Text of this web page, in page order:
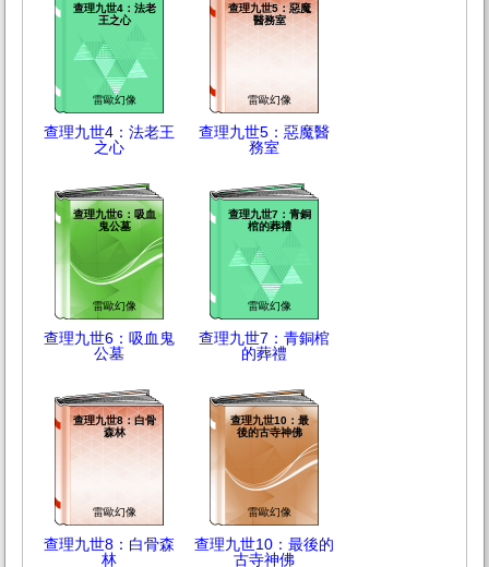
查理九世4：法老
王之心
雷歐幻像
查理九世4：法老王
之心
查理九世5：惡魔
醫務室
雷歐幻像
查理九世5：惡魔醫
務室
查理九世6：吸血
鬼公墓
雷歐幻像
查理九世6：吸血鬼
公墓
查理九世7：青銅
棺的葬禮
雷歐幻像
查理九世7：青銅棺
的葬禮
查理九世8：白骨
森林
雷歐幻像
查理九世8：白骨森
林
查理九世10：最
後的古寺神佛
雷歐幻像
查理九世10：最後的
古寺神佛